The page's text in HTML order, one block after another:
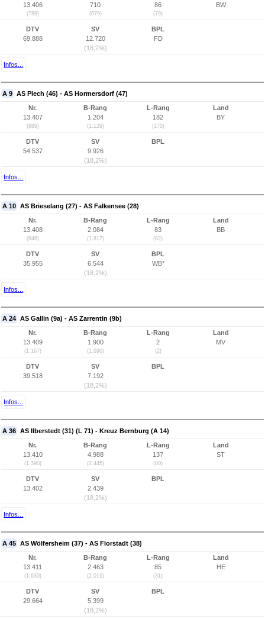
13.406
(788)
710
(679)
86
(79)
BW
DTV
69.888
SV
12.720
(18,2%)
BPL
FD
Infos...
A 9 AS Plech (46) - AS Hormersdorf (47)
Nr.
13.407
(889)
B-Rang
1.204
(1.129)
L-Rang
182
(175)
Land
BY
DTV
54.537
SV
9.926
(18,2%)
BPL
Infos...
A 10 AS Brieselang (27) - AS Falkensee (28)
Nr.
13.408
(946)
B-Rang
2.084
(1.817)
L-Rang
83
(82)
Land
BB
DTV
35.955
SV
6.544
(18,2%)
BPL
WB*
Infos...
A 24 AS Gallin (9a) - AS Zarrentin (9b)
Nr.
13.409
(1.167)
B-Rang
1.900
(1.690)
L-Rang
2
(2)
Land
MV
DTV
39.518
SV
7.192
(18,2%)
BPL
Infos...
A 36 AS Ilberstedt (31) (L 71) - Kreuz Bernburg (A 14)
Nr.
13.410
(1.390)
B-Rang
4.988
(2.445)
L-Rang
137
(80)
Land
ST
DTV
13.402
SV
2.439
(18,2%)
BPL
Infos...
A 45 AS Wölfersheim (37) - AS Florstadt (38)
Nr.
13.411
(1.630)
B-Rang
2.463
(2.016)
L-Rang
85
(31)
Land
HE
DTV
29.664
SV
5.399
(18,2%)
BPL